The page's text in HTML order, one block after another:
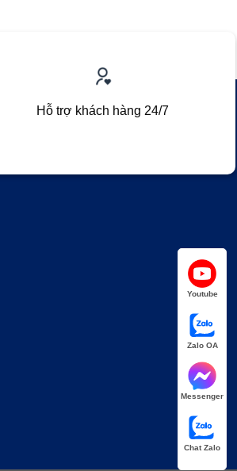
Hỗ trợ khách hàng 24/7
Youtube
Zalo OA
Messenger
Chat Zalo